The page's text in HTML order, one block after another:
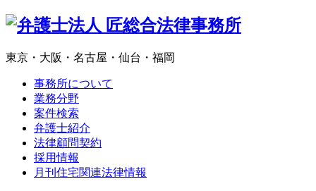
東京・大阪・名古屋・仙台・福岡
事務所について
業務分野
案件検索
弁護士紹介
法律顧問契約
採用情報
月刊住宅関連法律情報